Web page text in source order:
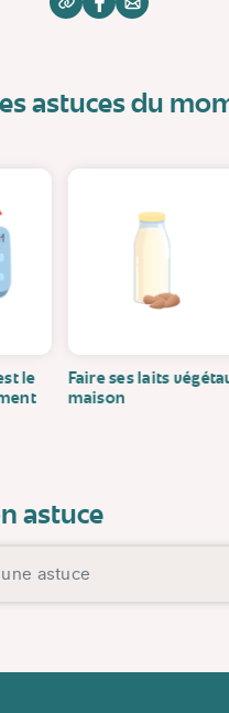
astuces du
le
Faire ses laits
maison
astuce